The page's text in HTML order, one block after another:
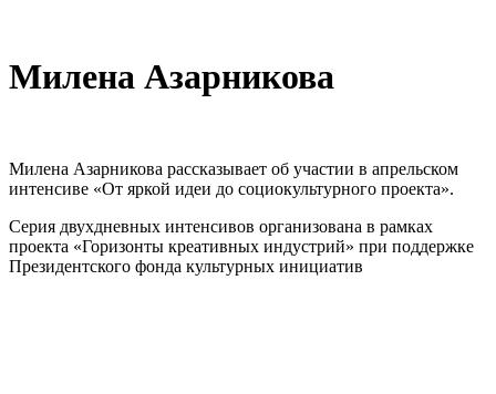
Милена Азарникова
Милена Азарникова рассказывает об участии в апрельском
интенсиве «От яркой идеи до социокультурного проекта».
Серия двухдневных интенсивов организована в рамках
проекта «Горизонты креативных индустрий» при поддержке
Президентского фонда культурных инициатив